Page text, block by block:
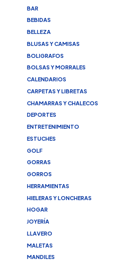
BAR
BEBIDAS
BELLEZA
BLUSAS Y CAMISAS
BOLIGRAFOS
BOLSAS Y MORRALES
CALENDARIOS
CARPETAS Y LIBRETAS
CHAMARRAS Y CHALECOS
DEPORTES
ENTRETENIMIENTO
ESTUCHES
GOLF
GORRAS
GORROS
HERRAMIENTAS
HIELERAS Y LONCHERAS
HOGAR
JOYERÍA
LLAVERO
MALETAS
MANDILES